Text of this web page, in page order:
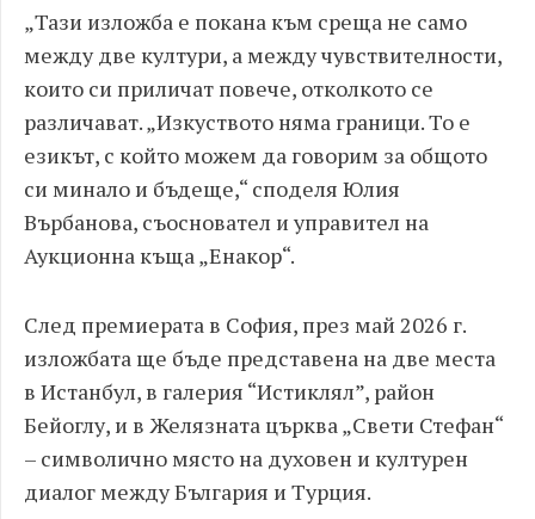
„Тази изложба е покана към среща не само
между две култури, а между чувствителности,
които си приличат повече, отколкото се
различават. „Изкуството няма граници. То е
езикът, с който можем да говорим за общото
си минало и бъдеще,“ споделя Юлия
Върбанова, съосновател и управител на
Аукционна къща „Енакор“.
След премиерата в София, през май 2026 г.
изложбата ще бъде представена на две места
в Истанбул, в галерия “Истиклял”, район
Бейоглу, и в Желязната църква „Свети Стефан“
– символично място на духовен и културен
диалог между България и Турция.